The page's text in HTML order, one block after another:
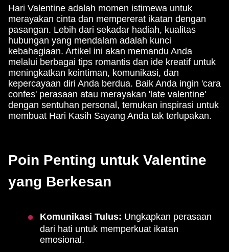
Hari Valentine adalah momen istimewa untuk
merayakan cinta dan mempererat ikatan dengan
pasangan. Lebih dari sekadar hadiah, kualitas
hubungan yang mendalam adalah kunci
kebahagiaan. Artikel ini akan memandu Anda
melalui berbagai tips romantis dan ide kreatif untuk
meningkatkan keintiman, komunikasi, dan
kepercayaan diri Anda berdua. Baik Anda ingin 'cara
confes' perasaan atau merayakan 'late valentine'
dengan sentuhan personal, temukan inspirasi untuk
membuat Hari Kasih Sayang Anda tak terlupakan.
Poin Penting untuk Valentine
yang Berkesan
Komunikasi Tulus: Ungkapkan perasaan
dari hati untuk memperkuat ikatan
emosional.